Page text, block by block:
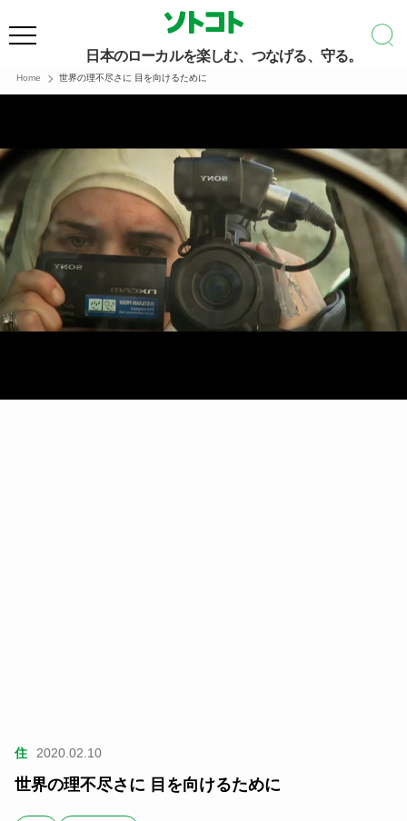
日本のローカルを楽しむ、つなげる、守る。
Home 世界の理不尽さに 目を向けるために
住 2020.02.10
世界の理不尽さに 目を向けるために